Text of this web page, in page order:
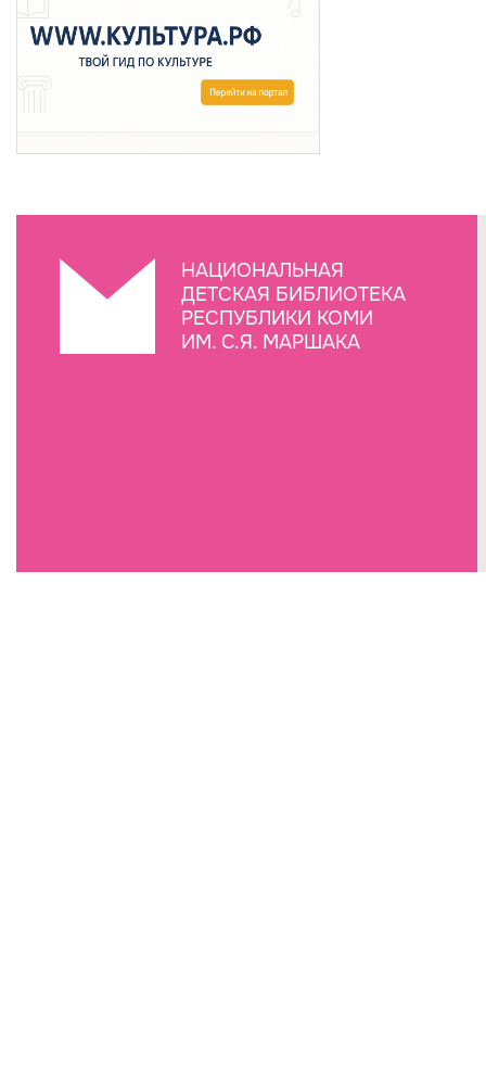
НАЦИОНАЛЬНАЯ
ДЕТСКАЯ БИБЛИОТЕКА
РЕСПУБЛИКИ КОМИ
ИМ. С.Я. МАРШАКА